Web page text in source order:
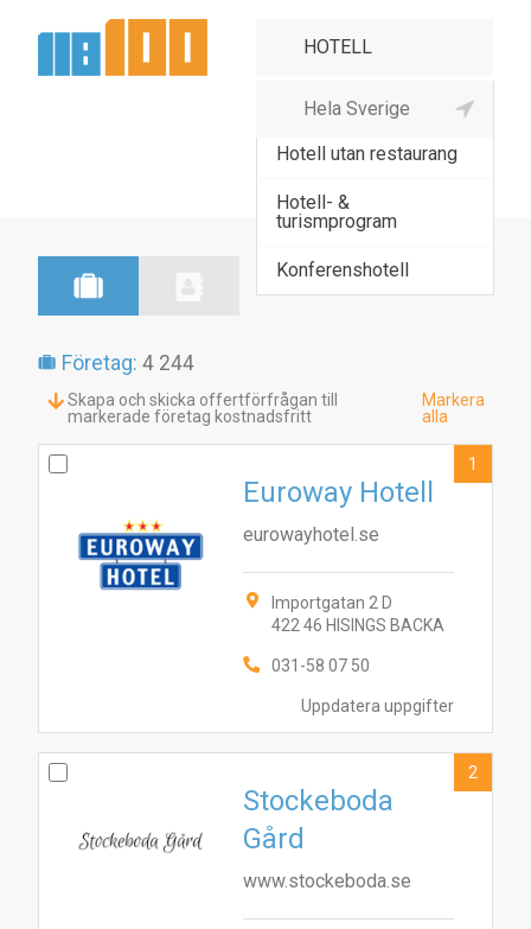
Hotell med restaurang
Hotell utan restaurang
Hotell- &
turismprogram
Konferenshotell
Företag: 4 244
Skapa och skicka offertförfrågan till
markerade företag kostnadsfritt
Markera
alla
Uppdatera uppgifter
Euroway Hotell
eurowayhotel.se
Importgatan 2 D
422 46 HISINGS BACKA
031-58 07 50
1
Stockeboda
Gård
www.stockeboda.se
2